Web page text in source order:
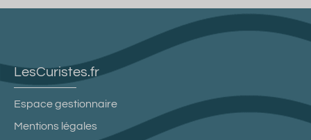
LesCuristes.fr
Espace gestionnaire
Mentions légales